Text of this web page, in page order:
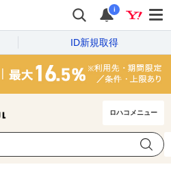
i
ID新規取得
ロハコメニュー